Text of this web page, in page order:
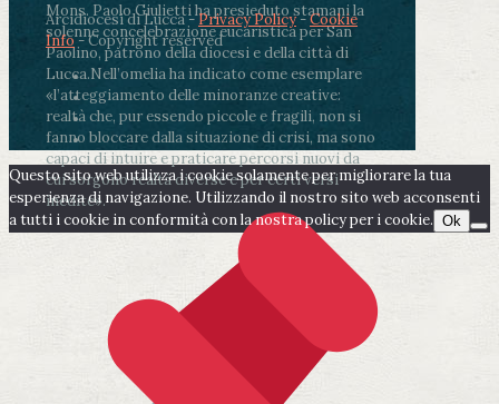
Mons. Paolo Giulietti ha presieduto stamani la
solenne concelebrazione eucaristica per San
Paolino, patrono della diocesi e della città di
Lucca.Nell’omelia ha indicato come esemplare
«l’atteggiamento delle minoranze creative:
realtà che, pur essendo piccole e fragili, non si
fanno bloccare dalla situazione di crisi, ma sono
capaci di intuire e praticare percorsi nuovi da
cui sorgono realtà diverse e per certi versi
inedite».
Arcidiocesi di Lucca -Privacy Policy-Cookie
Info- Copyright reserved
Questo sito web utilizza i cookie solamente per migliorare la tua
esperienza di navigazione. Utilizzando il nostro sito web acconsenti
a tutti i cookie in conformità con la nostra policy per i cookie. Ok